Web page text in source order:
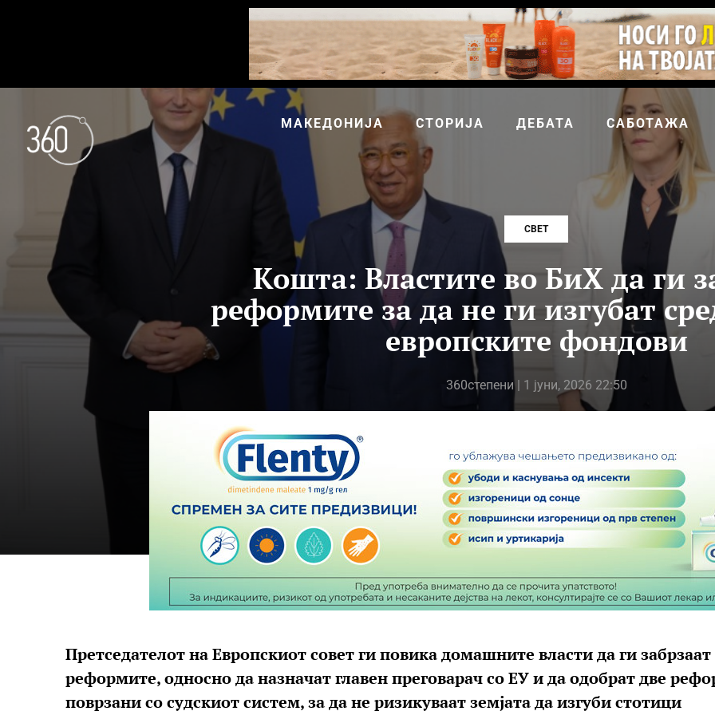
МАКЕДОНИЈА СТОРИЈА ДЕБАТА САБОТАЖА
СВЕТ
Кошта: Властите во БиХ да ги
реформите за да не ги изгубат
европските фондови
360степени| 1 јуни, 2026 22:50
Претседателот на Европскиот совет ги повика домашните власти да ги забрзаат
реформите, односно да назначат главен преговарач со ЕУ и да одобрат две
поврзани со судскиот систем, за да не ризикуваат земјата да изгуби стотици